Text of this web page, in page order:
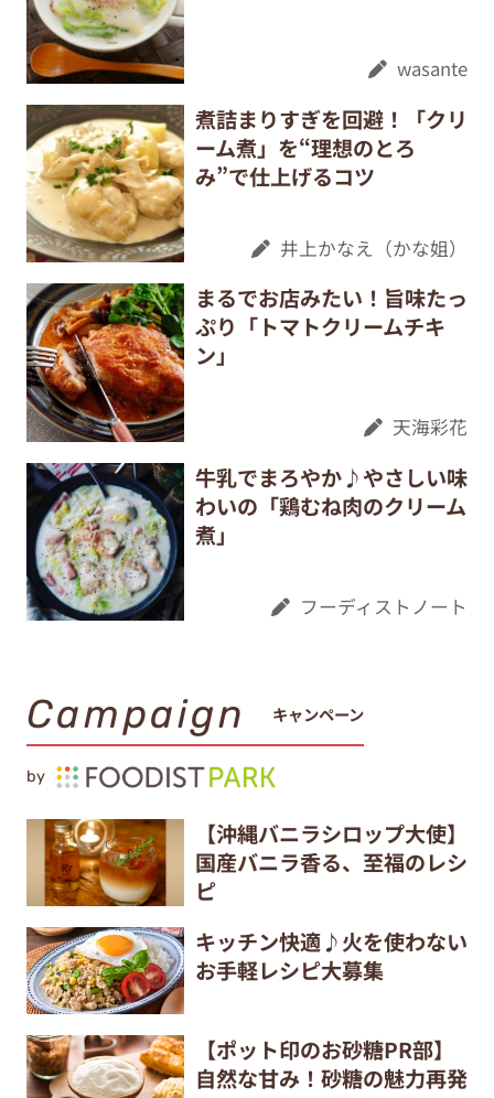
wasante
煮詰まりすぎを回避！「クリ
ーム煮」を“理想のとろ
み”で仕上げるコツ
井上かなえ（かな姐）
まるでお店みたい！旨味たっ
ぷり「トマトクリームチキ
ン」
天海彩花
牛乳でまろやか♪やさしい味
わいの「鶏むね肉のクリーム
煮」
フーディストノート
Campaign キャンペーン
by
【沖縄バニラシロップ大使】
国産バニラ香る、至福のレシ
ピ
キッチン快適♪火を使わない
お手軽レシピ大募集
【ポット印のお砂糖PR部】
自然な甘み！砂糖の魅力再発